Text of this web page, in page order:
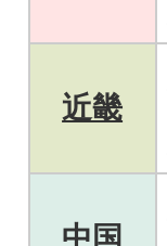
近畿
中国